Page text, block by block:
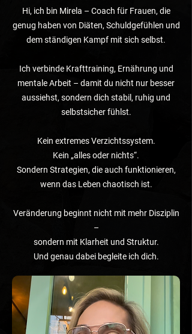
Hi, ich bin Mirela – Coach für Frauen, die
genug haben von Diäten, Schuldgefühlen und
dem ständigen Kampf mit sich selbst.
Ich verbinde Krafttraining, Ernährung und
mentale Arbeit – damit du nicht nur besser
aussiehst, sondern dich stabil, ruhig und
selbstsicher fühlst.
Kein extremes Verzichtssystem.
Kein „alles oder nichts“.
Sondern Strategien, die auch funktionieren,
wenn das Leben chaotisch ist.
Veränderung beginnt nicht mit mehr Disziplin
–
sondern mit Klarheit und Struktur.
Und genau dabei begleite ich dich.